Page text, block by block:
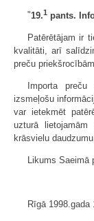
"19.1 pants.
Patērētājam ir
kvalitāti, arī
preču priekšrocībām.
Importa
izsmeļošu
var ietekmēt
uzturā
krāsvielu
Likums Saeimā
Rīgā 1998.gada